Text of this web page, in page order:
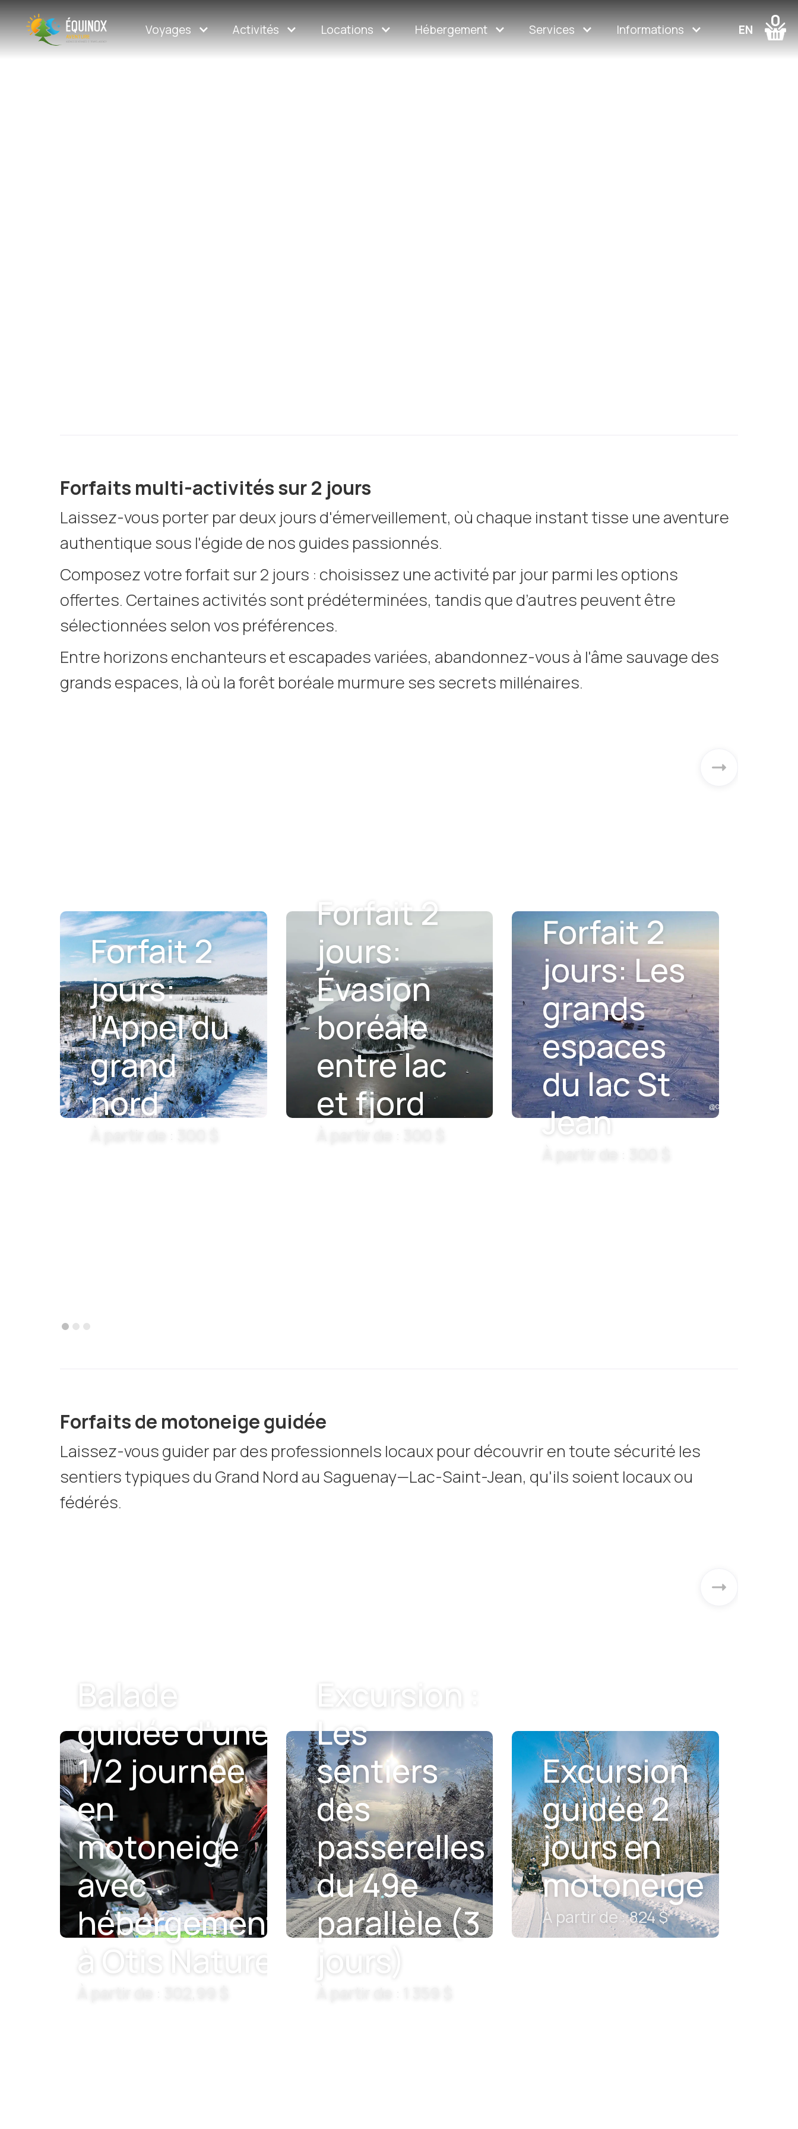
Voyages Activités Locations Hébergement Services Informations EN 0
11 forfaits disponibles
Voyages hiver
Forfaits multi-activités sur 2 jours
Laissez-vous porter par deux jours d'émerveillement, où chaque instant tisse une aventure
authentique sous l'égide de nos guides passionnés.
Composez votre forfait sur 2 jours : choisissez une activité par jour parmi les options
offertes. Certaines activités sont prédéterminées, tandis que d’autres peuvent être
sélectionnées selon vos préférences.
Entre horizons enchanteurs et escapades variées, abandonnez-vous à l'âme sauvage des
grands espaces, là où la forêt boréale murmure ses secrets millénaires.
Forfait 2
jours:
l'Appel du
grand
nord
Forfait 2
jours:
Évasion
boréale
entre lac
et fjord
Forfait 2
jours: Les
grands
espaces
du lac St
Jean
Forfaits de motoneige guidée
Laissez-vous guider par des professionnels locaux pour découvrir en toute sécurité les
sentiers typiques du Grand Nord au Saguenay—Lac-Saint-Jean, qu'ils soient locaux ou
fédérés.
Balade
guidée d'une
1/2 journée
en
motoneige
avec
hébergement
à Otis Nature
Excursion :
Les
sentiers
des
passerelles
du 49e
parallèle (3
jours)
Excursion
guidée 2
jours en
motoneige
À partir de : 824 $